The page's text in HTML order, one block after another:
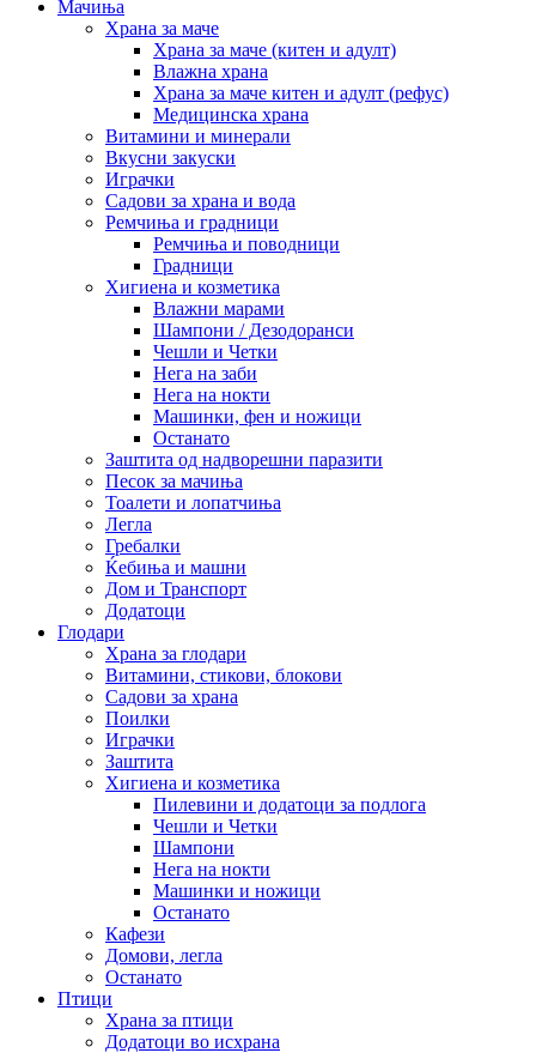
Мачиња
Храна за маче
Храна за маче (китен и адулт)
Влажна храна
Храна за маче китен и адулт (рефус)
Медицинска храна
Витамини и минерали
Вкусни закуски
Играчки
Садови за храна и вода
Ремчиња и градници
Ремчиња и поводници
Градници
Хигиена и козметика
Влажни марами
Шампони / Дезодоранси
Чешли и Четки
Нега на заби
Нега на нокти
Машинки, фен и ножици
Останато
Заштита од надворешни паразити
Песок за мачиња
Тоалети и лопатчиња
Легла
Гребалки
Ќебиња и машни
Дом и Транспорт
Додатоци
Глодари
Храна за глодари
Витамини, стикови, блокови
Садови за храна
Поилки
Играчки
Заштита
Хигиена и козметика
Пилевини и додатоци за подлога
Чешли и Четки
Шампони
Нега на нокти
Машинки и ножици
Останато
Кафези
Домови, легла
Останато
Птици
Храна за птици
Додатоци во исхрана